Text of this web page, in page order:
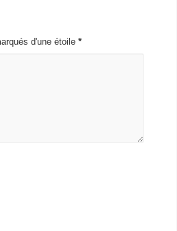
d'une étoile *